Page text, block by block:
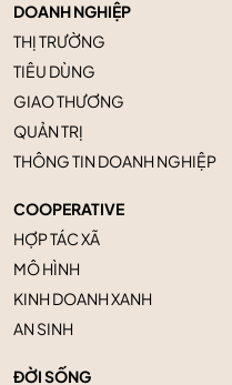
DOANH NGHIỆP
THỊ TRƯỜNG
TIÊU DÙNG
GIAO THƯƠNG
QUẢN TRỊ
THÔNG TIN DOANH NGHIỆP
COOPERATIVE
HỢP TÁC XÃ
MÔ HÌNH
KINH DOANH XANH
AN SINH
ĐỜI SỐNG